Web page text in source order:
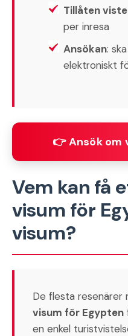
Tillåten
per inresa
Ansökan:
elektroniskt
👉 Ansök om
Vem kan få
visum för
visum?
De flesta resenärer
visum för Egypten
en enkel